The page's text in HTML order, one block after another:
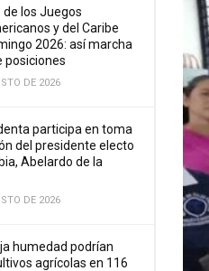
de los Juegos
y del Caribe
2026: así marcha
posiciones
DE 2026
participa en toma
del presidente electo
Abelardo de la
DE 2026
humedad podrían
agrícolas en 116